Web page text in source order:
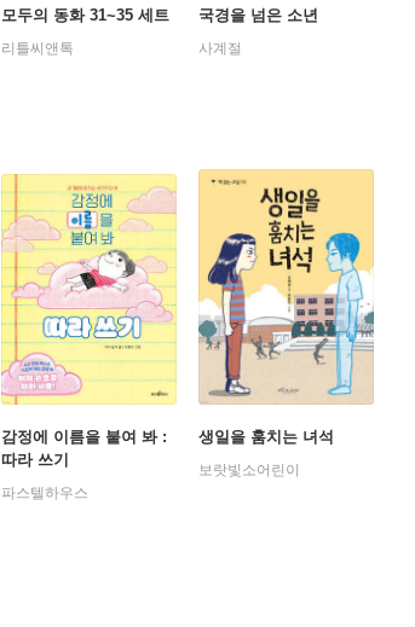
모두의 동화 31~35 세트
리틀씨앤톡
국경을 넘은 소년
사계절
감정에 이름을 붙여 봐 :
따라 쓰기
파스텔하우스
생일을 훔치는 녀석
보랏빛소어린이